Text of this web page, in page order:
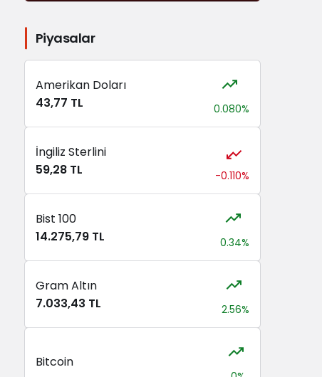
Piyasalar
Amerikan Doları
43,77 TL
0.080%
İngiliz Sterlini
59,28 TL
-0.110%
Bist 100
14.275,79 TL
0.34%
Gram Altın
7.033,43 TL
2.56%
Bitcoin